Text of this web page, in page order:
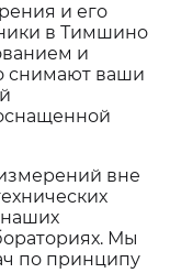
и его
в Тимшино
и
снимают ваши
вне
Мы
по принципу